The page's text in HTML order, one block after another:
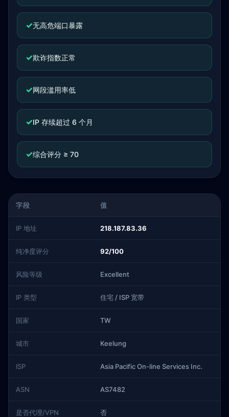
✓无高危端口暴露
✓欺诈指数正常
✓网段滥用率低
✓IP 存续超过 6 个月
✓综合评分 ≥ 70
字段 值
IP 地址 218.187.83.36
纯净度评分 92/100
风险等级 Excellent
IP 类型 住宅 / ISP 宽带
国家 TW
城市 Keelung
ISP Asia Pacific On-line Services Inc.
ASN AS7482
是否代理/VPN 否